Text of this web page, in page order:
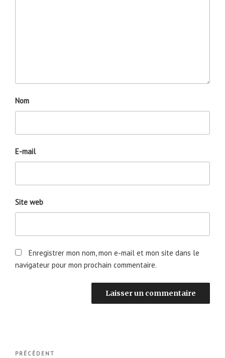
Nom
E-mail
Site web
Enregistrer mon nom, mon e-mail et mon site dans le
navigateur pour mon prochain commentaire.
Navigation
Article
PRÉCÉDENT